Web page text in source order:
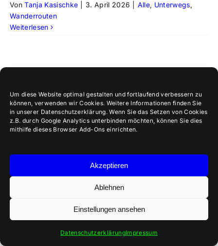
Um diese Website optimal gestalten und fortlaufend verbessern zu
können, verwenden wir Cookies. Weitere Informationen finden Sie
in unserer Datenschutzerklärung. Wenn Sie das Setzen von Cookies
z.B. durch Google Analytics unterbinden möchten, können Sie dies
mithilfe dieses Browser Add-Ons einrichten.
Akzeptieren
Ablehnen
Einstellungen ansehen
DatenschutzerklärungImpressum
VonTanja Kasischke 3. April 2026 Alle, Unterwegs,
Wanderrouten
Weiterlesen
Kirche in Eigenregie
So geht Dienst ohne Druck: In der